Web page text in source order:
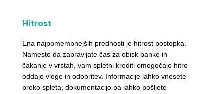
Hitrost
Ena najpomembnejših prednosti je hitrost postopka.
Namesto da zapravljate čas za obisk banke in
čakanje v vrstah, vam spletni krediti omogočajo hitro
oddajo vloge in odobritev. Informacije lahko vnesete
preko spleta, dokumentacijo pa lahko pošljete